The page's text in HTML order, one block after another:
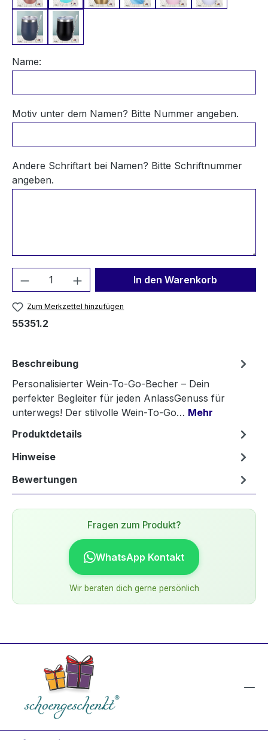
DunkelblauSchwarz
Name:
Motiv unter dem Namen? Bitte Nummer angeben.
Andere Schriftart bei Namen? Bitte Schriftnummer
angeben.
Produkt Anzahl: Gib denIn den Warenkorb
Zum Merkzettel hinzufügen
55351.2
Beschreibung
Personalisierter Wein-To-Go-Becher – Dein
perfekter Begleiter für jeden AnlassGenuss für
unterwegs! Der stilvolle Wein-To-Go… Mehr
Produktdetails
Hinweise
Bewertungen
Fragen zum Produkt?
WhatsApp Kontakt
Wir beraten dich gerne persönlich